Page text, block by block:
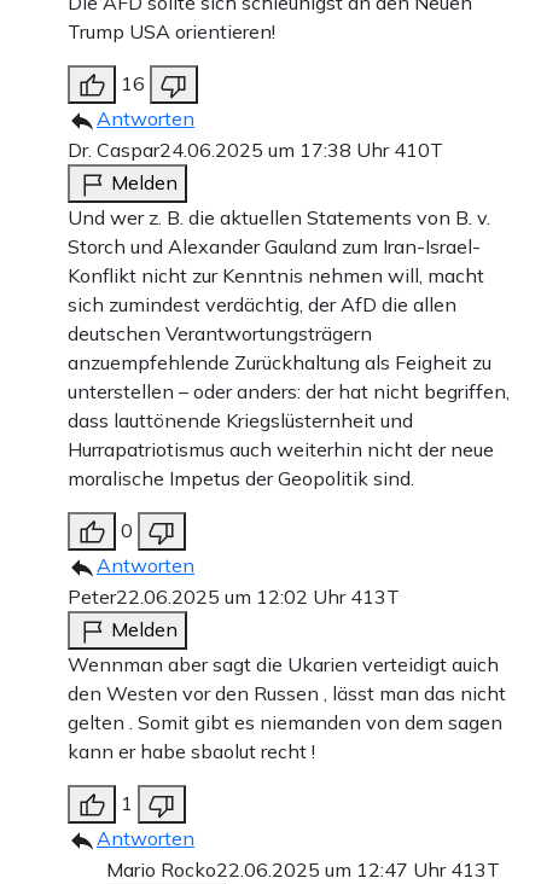
Trump USA orientieren!
16
Antworten
Dr. Caspar24.06.2025 um 17:38 Uhr 410T
Melden
Und wer z. B. die aktuellen Statements von B. v.
Storch und Alexander Gauland zum Iran-Israel-
Konflikt nicht zur Kenntnis nehmen will, macht
sich zumindest verdächtig, der AfD die allen
deutschen Verantwortungsträgern
anzuempfehlende Zurückhaltung als Feigheit zu
unterstellen – oder anders: der hat nicht begriffen,
dass lauttönende Kriegslüsternheit und
Hurrapatriotismus auch weiterhin nicht der neue
moralische Impetus der Geopolitik sind.
0
Antworten
Peter22.06.2025 um 12:02 Uhr 413T
Melden
Wennman aber sagt die Ukarien verteidigt auich
den Westen vor den Russen , lässt man das nicht
gelten . Somit gibt es niemanden von dem sagen
kann er habe sbaolut recht !
1
Antworten
Mario Rocko22.06.2025 um 12:47 Uhr 413T